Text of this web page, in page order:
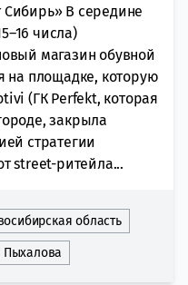
В середине
числа)
магазин обувной
на площадке, которую
(ГК Perfekt, которая
закрыла
стратегии
street-ритейла...
область
Пыхалова